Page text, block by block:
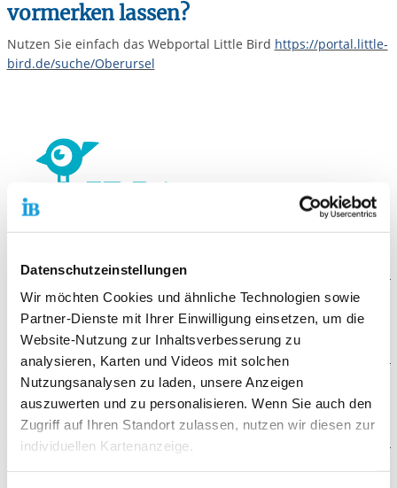
Datenschutzeinstellungen
Wir möchten Cookies und ähnliche Technologien sowie
Partner-Dienste mit Ihrer Einwilligung einsetzen, um die
Website-Nutzung zur Inhaltsverbesserung zu
analysieren, Karten und Videos mit solchen
Nutzungsanalysen zu laden, unsere Anzeigen
auszuwerten und zu personalisieren. Wenn Sie auch den
Zugriff auf Ihren Standort zulassen, nutzen wir diesen zur
individuellen Kartenanzeige.
vormerken lassen?
Nutzen Sie einfach das Webportal Little Bird https://portal.little-
bird.de/suche/Oberursel
Der Ablauf
Unsere Angebote für Ihre Kinder:
Lernen lernen
verbindliche Hausaufgabenzeit
Förderung der schulischen, sprachlichen, sozialen und
motorischen Kompetenzen
Die Voraussetzungen
Unser Angebot ist ausgerichtet für Kinder im